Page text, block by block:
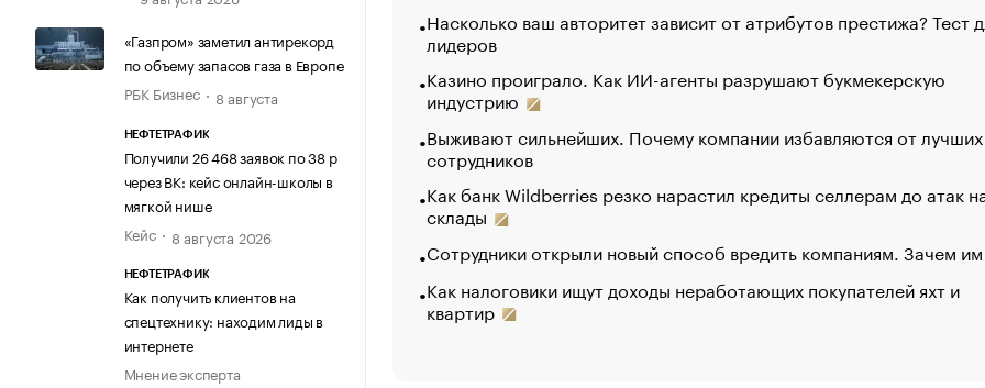
«Газпром» заметил антирекорд
по объему запасов газа в Европе
РБК Бизнес
8 августа
НЕФТЕТРАФИК
Получили 26 468 заявок по 38 р
через ВК: кейс онлайн-школы в
мягкой нише
Кейс
8 августа 2026
НЕФТЕТРАФИК
Как получить клиентов на
спецтехнику: находим лиды в
интернете
Мнение эксперта
Насколько ваш авторитет зависит от атрибутов престижа? Тест
лидеров
Казино проиграло. Как ИИ-агенты разрушают букмекерскую
индустрию
Выживают сильнейших. Почему компании избавляются от лучших
сотрудников
Как банк Wildberries резко нарастил кредиты селлерам до атак
склады
Сотрудники открыли новый способ вредить компаниям. Зачем
Как налоговики ищут доходы неработающих покупателей яхт и
квартир